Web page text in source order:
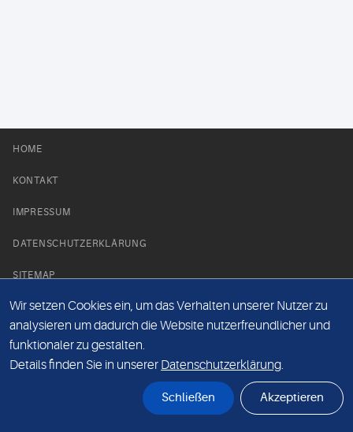
HOME
KONTAKT
IMPRESSUM
DATENSCHUTZERKLÄRUNG
SITEMAP
NEWS PARTNER
Wir setzen Cookies ein, um das Verhalten unserer Nutzer zu
analysieren um dadurch die Website nutzerfreundlicher und
funktionaler zu gestalten.
Details finden Sie in unserer Datenschutzerklärung.
Schließen Akzeptieren